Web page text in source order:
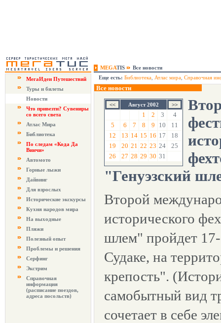
MEGATIS
Все новости
МегаИдеи Путешествий
Туры и билеты
Новости
Что привезти? Сувениры
со всего света
Атлас Мира
Библиотека
По следам «Кода Да
Винчи»
Автомото
Горные лыжи
Дайвинг
Для взрослых
Исторические экскурсы
Кухня народов мира
На выходные
Пляжи
Полезный опыт
Проблемы и решения
Серфинг
Экстрим
Справочная
информация
(расписание поездов,
адреса посольств)
Еще есть: Библиотека Атлас мира Справочная
Все новости
Август 2002
1 2 3
4
5
6 7 8 9 10
11
12
13 14 15 16 17
18
19
20 21 22 23 24
25
26
27 28 29 30 31
"Генуэзский
Второй
исторического
шлем" пройдет 17-
Судаке, на
крепость".
самобытный вид
сочетает в себе